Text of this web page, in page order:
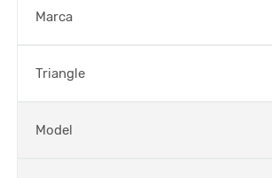
Marca
Triangle
Model